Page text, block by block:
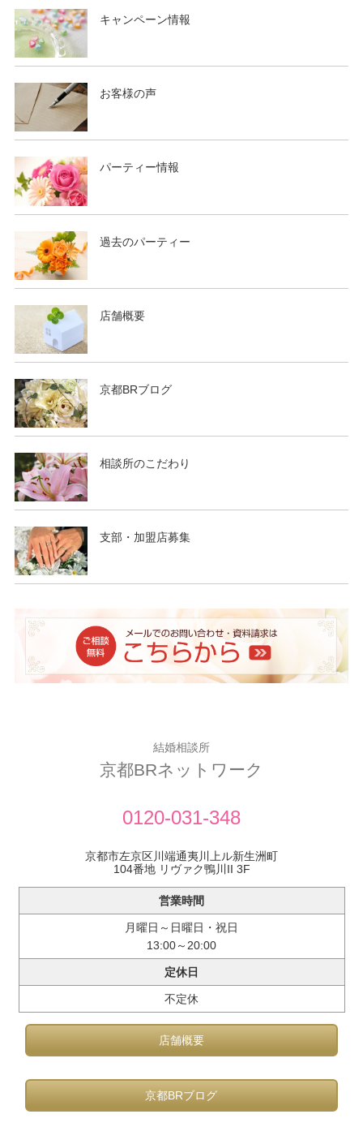
2019/05/13 ・ブログ更新 ＜ご成婚おめでとうございます
❤＞
2019/04/18 ・ブログ更新 ＜結婚相手に巡り会うための秘
2019/04/15 新しいお喜びの声が届きましたので「お客様の
声」を更新
2019/04/15 ゴールデンウイークのご案内： 4/27（土）
～ 5/6（月）
2019/03/20 ・ブログ更新 ＜ご成婚おめでとうございます
❤＞
2019/03/01 春の婚活応援キャンペーンを掲載しました。
2019/01/16 パーティ情報を更新しました。
2019/01/16 ・ブログ更新 ＜婚活は、猪突猛進で！＞
2018/12/29 ・ブログ更新 ＜ご成婚おめでとうございます
❤＞
2018/12/23 年末年始休暇： 12/29（土）～ 1/6（日）
チャンス＞
2018/12/08 男性無料キャンペーンを更新しました。
2018/12/08 冬の婚活応援キャンペーンを掲載しました。
2018/12/08 ・ブログ更新 ＜冬の婚活応援キャンペーン＞
2018/11/15 パーティ情報を更新しました。
2018/10/23 ・ブログ更新 ＜婚活中の皆様にアドバイス＞
2018/10/05 新しいお喜びの声が届きましたので「お客様の
声」を更新
2018/10/05 ・ブログ更新 ＜ご成婚おめでとうございます
2018/10/01 パーティ情報を更新しました。
2018/09/15 ・ブログ更新 ＜婚活応援キャンペーン＞
2018/09/12 ・ブログ更新 ＜婚活に最適な季節＞
2018/09/01 男性無料キャンペーンを更新しました。
2018/08/01 夏季休暇： 8月11日（土）～ 8月15日（水）
2018/08/01 ・ブログ更新 ＜婚活・お見合いパーティ＞
2018/07/31 ・ブログ更新 ＜婚活は京都BRネットワーク
2018/07/27 ・ブログ更新 ＜婚活に疲れたら）
2018/07/23 ・ブログ更新 ＜お見合いは大切なご縁の第一
2018/07/10 男性無料キャンペーンを掲載しました。
2018/06/29 ・ブログ更新 ＜あっという間の15年＞
2018/06/27 ・ブログ更新 ＜お出会いの機会＞
2018/06/25 ・ブログ更新 ＜土日のお見合い＞
2018/06/18 ホームページをリニューアルしました。
2018/06/06 ・ブログ更新 ＜ホームページリニュアルしま
た＞
2018/05/31 夏の婚活応援キャンペーンを掲載しました。
キャンペーン情報
お客様の声
パーティー情報
過去のパーティー
店舗概要
京都BRブログ
相談所のこだわり
支部・加盟店募集
結婚相談所
京都BRネットワーク
0120-031-348
京都市左京区川端通夷川上ル新生洲町
104番地 リヴァク鴨川II 3F
営業時間
月曜日～日曜日・祝日
13:00～20:00
定休日
不定休
店舗概要
京都BRブログ